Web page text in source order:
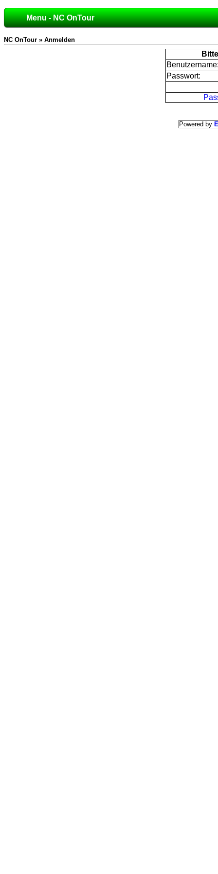
Menu - NC OnTour
NC OnTour » Anmelden
Passwort:
Powered by